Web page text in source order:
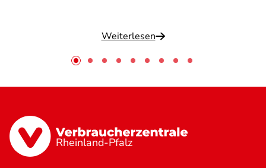
Weiterlesen
Rheinland-Pfalz